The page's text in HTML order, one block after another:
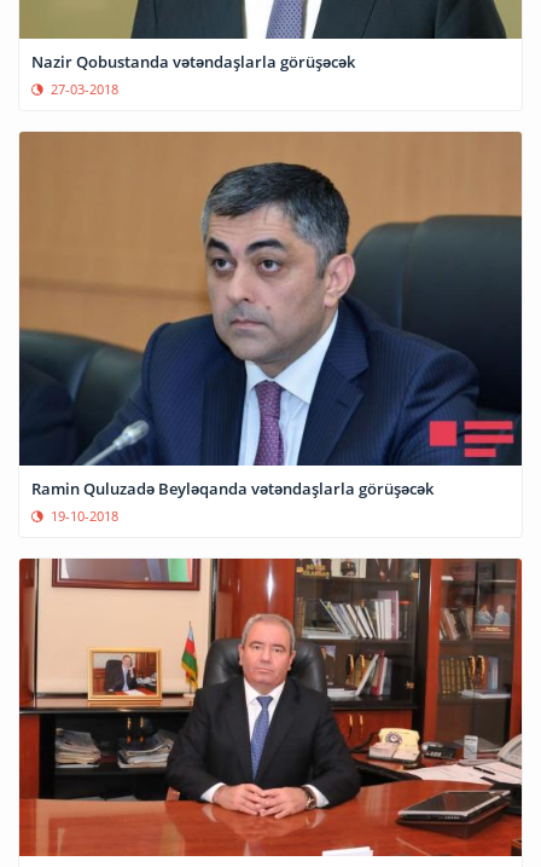
Nazir Qobustanda vətəndaşlarla görüşəcək
27-03-2018
Ramin Quluzadə Beyləqanda vətəndaşlarla görüşəcək
19-10-2018